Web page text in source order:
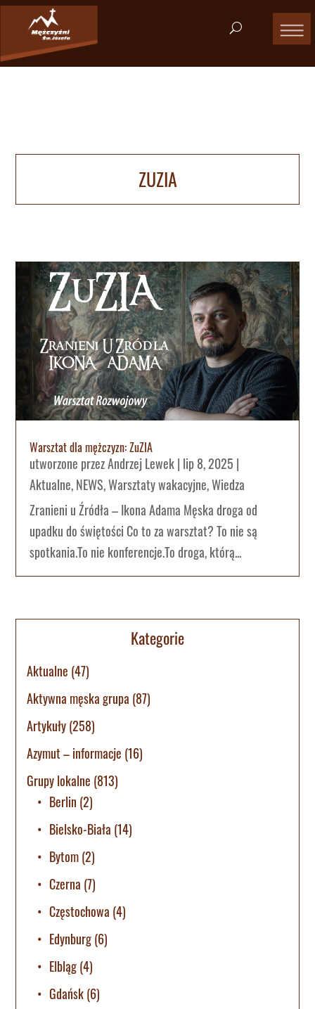
ZUZIA
Warsztat dla mężczyzn: ZuZIA
utworzone przezAndrzej Lewek| lip 8, 2025 |
Aktualne,NEWS,Warsztaty wakacyjne,Wiedza
Zranieni u Źródła – Ikona Adama Męska droga od
upadku do świętości Co to za warsztat? To nie są
spotkania.To nie konferencje.To droga, którą...
Kategorie
Aktualne (47)
Aktywna męska grupa (87)
Artykuły(258)
Azymut – informacje (16)
Grupy lokalne (813)
Berlin (2)
Bielsko-Biała (14)
Bytom(2)
Czerna (7)
Częstochowa (4)
Edynburg(6)
Elbląg(4)
Gdańsk(6)